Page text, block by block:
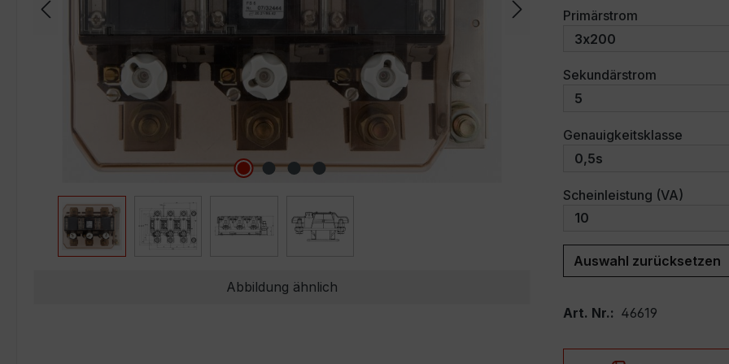
Abbildung ähnlich
Primärstrom
Sekundärstrom
Genauigkeitsklasse
Scheinleistung (VA)
Auswahl zurücksetzen
Art. Nr.: 46619